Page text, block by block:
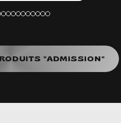
"ADMISSION"